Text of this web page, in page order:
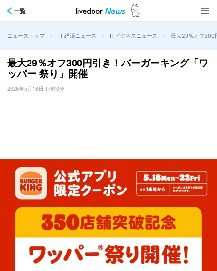
一覧
ニューストップ > IT 経済ニュース > ITビジネスニュース > 最大29％オフ300
最大29％オフ300円引き！バーガーキング「ワ
ッパー 祭り」開催
2026年5月18日 17時0分